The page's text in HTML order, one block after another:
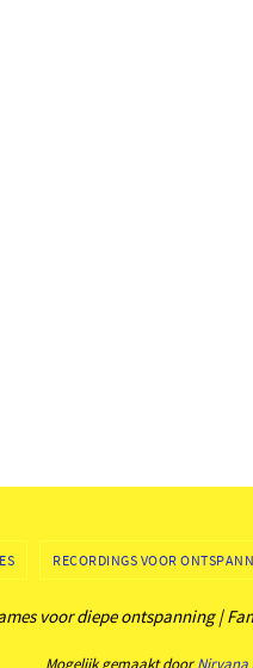
RECORDINGS VOOR
voor diepe ontspanning |
Mogelijk gemaakt doorNirvana